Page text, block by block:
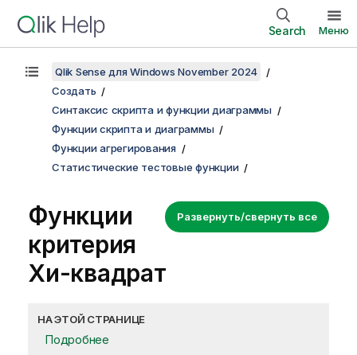
Search Меню
Qlik Sense для Windows November 2024
Создать
Синтаксис скрипта и функции диаграммы
Функции скрипта и диаграммы
Функции агрегирования
Статистические тестовые функции
Развернуть/свернуть все
Функции
критерия
Хи-квадрат
НА ЭТОЙ СТРАНИЦЕ
Подробнее